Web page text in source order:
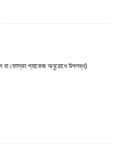
বা ফোস্কা প্যাকেজ অনুরোধে উপলব্ধ)